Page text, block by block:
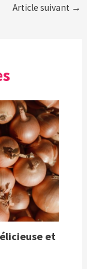
Article suivant →
et